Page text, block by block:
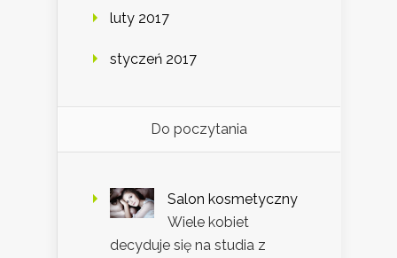
luty 2017
styczeń 2017
Do poczytania
Salon kosmetyczny
Wiele kobiet
decyduje się na studia z